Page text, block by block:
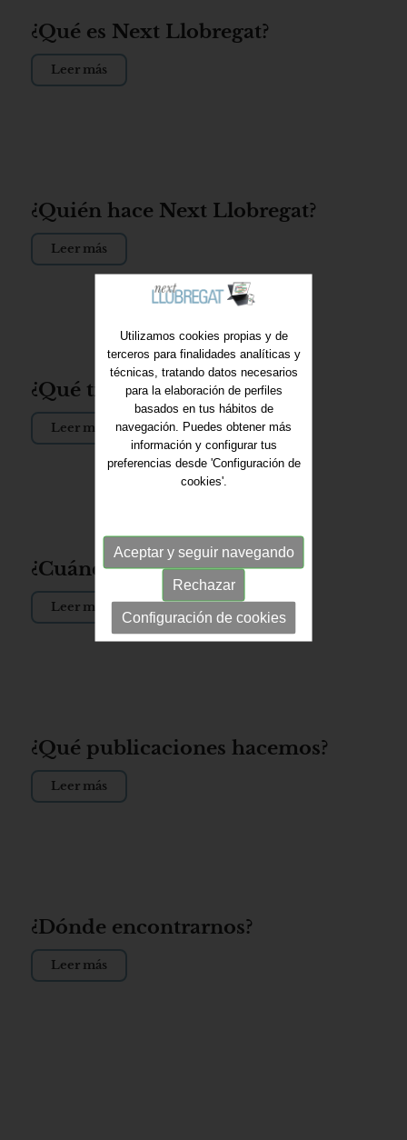
¿Qué es Next Llobregat?
Leer más
¿Quién hace Next Llobregat?
Leer más
¿Qué tipo de medio es?
Leer más
¿Cuándo nacimos?
Leer más
¿Qué publicaciones hacemos?
Leer más
¿Dónde encontrarnos?
Leer más
Utilizamos cookies propias y de
terceros para finalidades analíticas y
técnicas, tratando datos necesarios
para la elaboración de perfiles
basados en tus hábitos de
navegación. Puedes obtener más
información y configurar tus
preferencias desde 'Configuración de
cookies'.
Aceptar y seguir navegando
Rechazar
Configuración de cookies